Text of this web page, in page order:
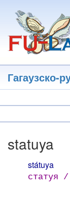
основному
содержанию
Гагаузско-
statuya
státuya
статуя